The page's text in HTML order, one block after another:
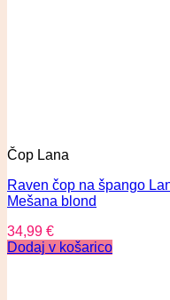
Čop Lana
Raven čop na špango
Mešana blond
34,99 €
Dodaj v košarico